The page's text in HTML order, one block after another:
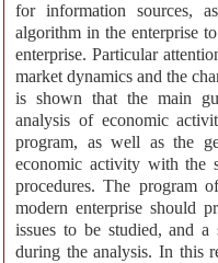
for information sources,
algorithm in the enterprise
enterprise. Particular
market dynamics and the
is shown that the main
analysis of economic
program, as well as the
economic activity with the
procedures. The program
modern enterprise should
issues to be studied, and a
during the analysis. In this